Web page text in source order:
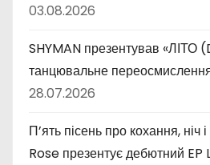
03.08.2026
SHYMAN презентував «ЛІТО
танцювальне переосмислення
28.07.2026
П’ять пісень про кохання, ніч
Rose презентує дебютний